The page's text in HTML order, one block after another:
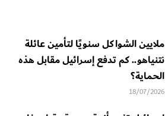
ملايين الشواكل سنويًا لتأمين عائلة
نتنياهو.. كم تدفع إسرائيل مقابل هذه
الحماية؟
18/07/2026